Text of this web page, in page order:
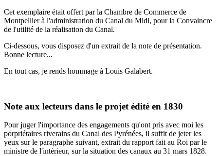
Cet exemplaire était offert par la Chambre de Commerce de
Montpellier à l'administration du Canal du Midi, pour la Convaincre
de l'utilité de la réalisation du Canal.
Ci-dessous, vous disposez d'un extrait de la note de présentation.
Bonne lecture...
En tout cas, je rends hommage à Louis Galabert.
Note aux lecteurs dans le projet édité en 1830
Pour juger l'importance des engagements qu'ont pris avec moi les
porpriétaires riverains du Canal des Pyrénées, il suffit de jeter les
yeux sur le paragraphe suivant, extrait du rapport fait au Roi par le
ministre de l'intérieur, sur la situation des canaux au 31 mars 1828.